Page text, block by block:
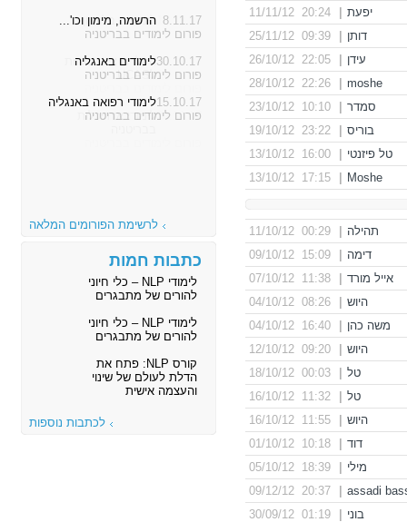
יפעת
20:24 11/11/12
דותן
09:39 25/11/12
עידן
22:05 26/10/12
moshe
22:26 28/10/12
סמדר
10:10 23/10/12
בוריס
23:22 19/10/12
טל פיזנטי
16:00 13/10/12
Moshe
17:15 13/10/12
תהילה
00:29 11/10/12
דימה
15:09 09/10/12
אייל מורד
11:38 07/10/12
היוש
08:26 04/10/12
משה כהן
16:40 04/10/12
היוש
09:20 12/10/12
טל
00:03 18/10/12
טל
11:32 16/10/12
היוש
11:55 16/10/12
דוד
10:18 01/10/12
מילי
18:39 05/10/12
assadi
20:37 09/12/12
בוני
01:19 30/09/12
8.11.17 הרשמה, מימון וכו'...
פורום לימודים בבריטניה
30.10.17לימודים באנגליה
פורום לימודים בבריטניה
15.10.17לימודי רפואה באנגליה
פורום לימודים בבריטניה
לרשימת הפורומים המלאה
כתבות חמות
לימודי NLP – כלי חיוני
להורים של מתבגרים
לימודי NLP – כלי חיוני
להורים של מתבגרים
קורס NLP: פתח את
הדלת לעולם של שינוי
והעצמה אישית
לכתבות נוספות